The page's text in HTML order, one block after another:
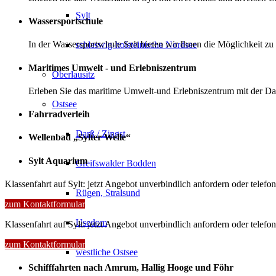
Sylt
schleswig-holsteinische Nordsee
Oberlausitz
Ostsee
Darß / Zingst
Greifswalder Bodden
Rügen, Stralsund
Usedom
westliche Ostsee
Wassersportschule
In der Wassersportschule Sylt bieten wir Ihnen die Möglichkeit
Maritimes Umwelt - und Erlebniszentrum
Erleben Sie das maritime Umwelt-und Erlebniszentrum mit der
Fahrradverleih
Wellenbad „Sylter Welle“
Sylt Aquarium
Klassenfahrt auf Sylt: jetzt Angebot unverbindlich anfordern oder
zum Kontaktformular
Klassenfahrt auf Sylt: jetzt Angebot unverbindlich anfordern oder
zum Kontaktformular
Schifffahrten nach Amrum, Hallig Hooge und Föhr